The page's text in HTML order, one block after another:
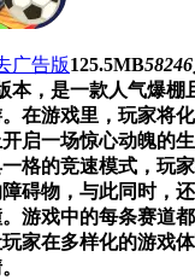
广告版125.5MB58246
本，是一款人气爆棚
在游戏里，玩家将
启一场惊心动魄的
格的竞速模式，玩
碍物，与此同时，
游戏中的每条赛道
家在多样化的游戏